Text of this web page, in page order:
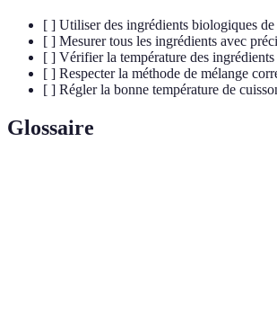
[ ] Utiliser des ingrédients biologiques
[ ] Mesurer tous les ingrédients avec
[ ] Vérifier la température des ingrédients
[ ] Respecter la méthode de mélange
[ ] Régler la bonne température de
Glossaire